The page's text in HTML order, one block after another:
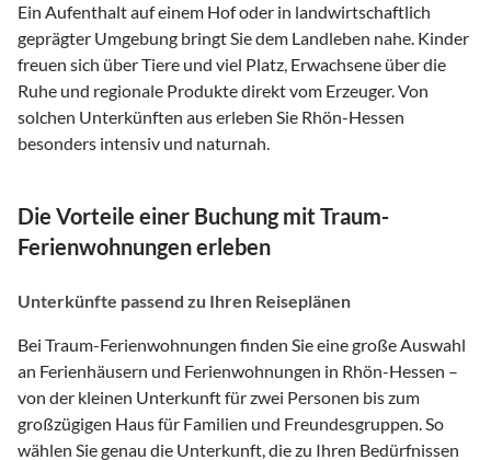
Ein Aufenthalt auf einem Hof oder in landwirtschaftlich
geprägter Umgebung bringt Sie dem Landleben nahe. Kinder
freuen sich über Tiere und viel Platz, Erwachsene über die
Ruhe und regionale Produkte direkt vom Erzeuger. Von
solchen Unterkünften aus erleben Sie Rhön-Hessen
besonders intensiv und naturnah.
Die Vorteile einer Buchung mit Traum-
Ferienwohnungen erleben
Unterkünfte passend zu Ihren Reiseplänen
Bei Traum-Ferienwohnungen finden Sie eine große Auswahl
an Ferienhäusern und Ferienwohnungen in Rhön-Hessen –
von der kleinen Unterkunft für zwei Personen bis zum
großzügigen Haus für Familien und Freundesgruppen. So
wählen Sie genau die Unterkunft, die zu Ihren Bedürfnissen